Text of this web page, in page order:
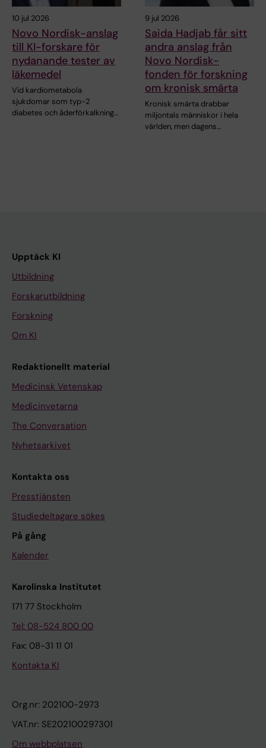
10 jul 2026
Novo Nordisk-anslag
till KI-forskare för
nydanande tester av
läkemedel
Vid kardiometabola
sjukdomar som typ-2
diabetes och åderförkalkning…
9 jul 2026
Saida Hadjab får sitt
andra anslag från
Novo Nordisk-
fonden för forskning
om kronisk smärta
Kronisk smärta drabbar
miljontals människor i hela
världen, men dagens…
Upptäck KI
Utbildning
Forskarutbildning
Forskning
Om KI
Redaktionellt material
Medicinsk Vetenskap
Medicinvetarna
The Conversation
Nyhetsarkivet
Kontakta oss
Presstjänsten
Studiedeltagare sökes
På gång
Kalender
Karolinska Institutet
171 77 Stockholm
Tel: 08-524 800 00
Fax: 08-31 11 01
Kontakta KI
Org.nr: 202100-2973
VAT.nr: SE202100297301
Om webbplatsen